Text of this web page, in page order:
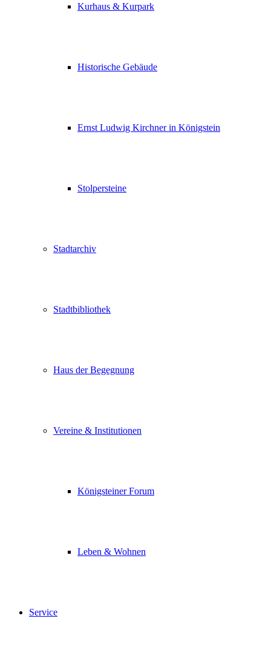
Kurhaus & Kurpark
Historische Gebäude
Ernst Ludwig Kirchner in Königstein
Stolpersteine
Stadtarchiv
Stadtbibliothek
Haus der Begegnung
Vereine & Institutionen
Königsteiner Forum
Leben & Wohnen
Service